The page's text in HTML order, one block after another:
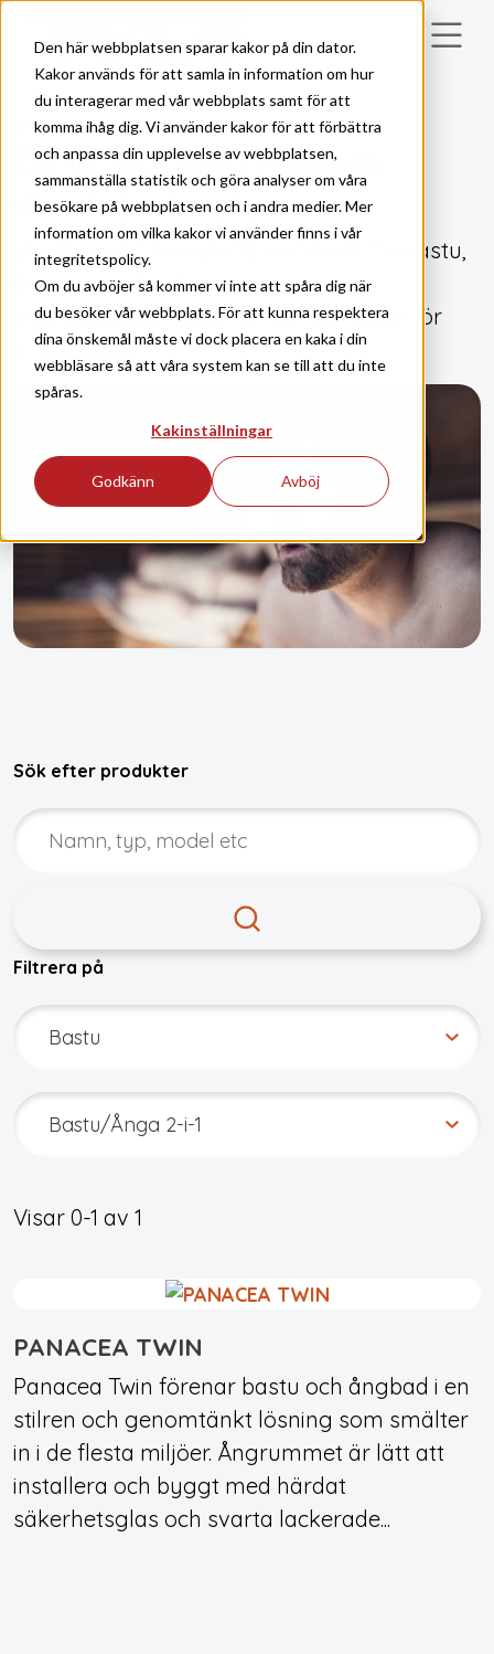
Den här webbplatsen sparar kakor på din dator.
Kakor används för att samla in information om hur
du interagerar med vår webbplats samt för att
komma ihåg dig. Vi använder kakor för att förbättra
och anpassa din upplevelse av webbplatsen,
sammanställa statistik och göra analyser om våra
besökare på webbplatsen och i andra medier. Mer
information om vilka kakor vi använder finns i vår
integritetspolicy.
Om du avböjer så kommer vi inte att spåra dig när
du besöker vår webbplats. För att kunna respektera
dina önskemål måste vi dock placera en kaka i din
webbläsare så att våra system kan se till att du inte
spåras.
Kakinställningar
Godkänn Avböj
Skip to main content
VÅRA PRODUKTER
Du är ett steg närmre
din drömbastu
Upptäck vårt kompletta sortiment för bastu,
ånga och infraröd värme,
med produkter, tillbehör och lösningar för
alla behov.
Sök efter produkter
Filtrera på
Visar 0-1 av 1
PANACEA TWIN
Panacea Twin förenar bastu och ångbad i en
stilren och genomtänkt lösning som smälter
in i de flesta miljöer. Ångrummet är lätt att
installera och byggt med härdat
säkerhetsglas och svarta lackerade...